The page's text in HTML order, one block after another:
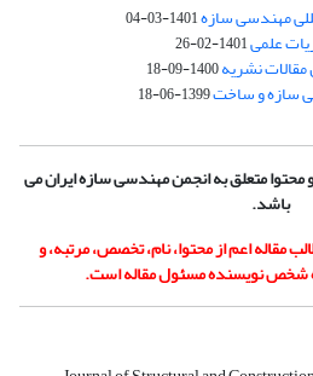
مهندسی سازه1401-03-04
علمی1401-02-26
نشریه1400-09-18
1399-06-18
متعلق به انجمن مهندسی سازه ایران می
باشد.
اعم از محتوا، نام، تخصص، مرتبه، و
شخص نویسنده مسئول مقاله است.